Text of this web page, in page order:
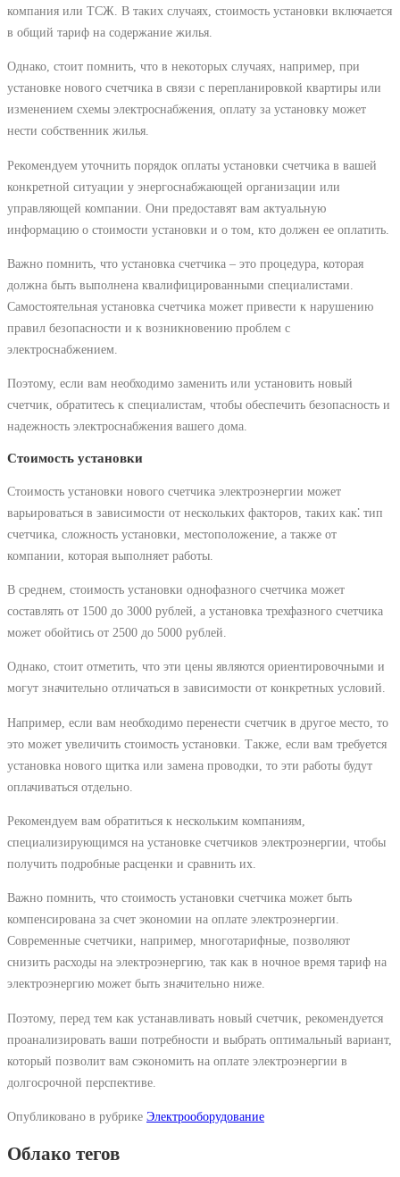
компания или ТСЖ. В таких случаях, стоимость установки включается
в общий тариф на содержание жилья.
Однако, стоит помнить, что в некоторых случаях, например, при
установке нового счетчика в связи с перепланировкой квартиры или
изменением схемы электроснабжения, оплату за установку может
нести собственник жилья.
Рекомендуем уточнить порядок оплаты установки счетчика в вашей
конкретной ситуации у энергоснабжающей организации или
управляющей компании. Они предоставят вам актуальную
информацию о стоимости установки и о том, кто должен ее оплатить.
Важно помнить, что установка счетчика ‒ это процедура, которая
должна быть выполнена квалифицированными специалистами.
Самостоятельная установка счетчика может привести к нарушению
правил безопасности и к возникновению проблем с
электроснабжением.
Поэтому, если вам необходимо заменить или установить новый
счетчик, обратитесь к специалистам, чтобы обеспечить безопасность и
надежность электроснабжения вашего дома.
Стоимость установки
Стоимость установки нового счетчика электроэнергии может
варьироваться в зависимости от нескольких факторов, таких как⁚ тип
счетчика, сложность установки, местоположение, а также от
компании, которая выполняет работы.
В среднем, стоимость установки однофазного счетчика может
составлять от 1500 до 3000 рублей, а установка трехфазного счетчика
может обойтись от 2500 до 5000 рублей.
Однако, стоит отметить, что эти цены являются ориентировочными и
могут значительно отличаться в зависимости от конкретных условий.
Например, если вам необходимо перенести счетчик в другое место, то
это может увеличить стоимость установки. Также, если вам требуется
установка нового щитка или замена проводки, то эти работы будут
оплачиваться отдельно.
Рекомендуем вам обратиться к нескольким компаниям,
специализирующимся на установке счетчиков электроэнергии, чтобы
получить подробные расценки и сравнить их.
Важно помнить, что стоимость установки счетчика может быть
компенсирована за счет экономии на оплате электроэнергии.
Современные счетчики, например, многотарифные, позволяют
снизить расходы на электроэнергию, так как в ночное время тариф на
электроэнергию может быть значительно ниже.
Поэтому, перед тем как устанавливать новый счетчик, рекомендуется
проанализировать ваши потребности и выбрать оптимальный вариант,
который позволит вам сэкономить на оплате электроэнергии в
долгосрочной перспективе.
Опубликовано в рубрике Электрооборудование
Облако тегов